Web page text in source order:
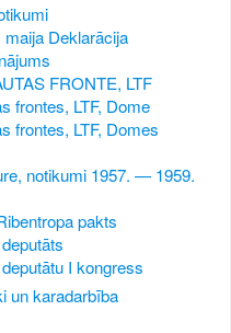
maija Deklarācija
FRONTE, LTF
frontes, LTF, Dome
frontes, LTF, Domes
notikumi 1957. — 1959.
pakts
I kongress
un karadarbība